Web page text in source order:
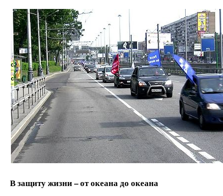
В защиту жизни – от океана до океана